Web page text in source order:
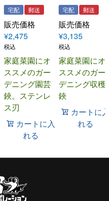
宅配 郵送
販売価格
¥2,475
税込
家庭菜園にオ
ススメのガー
デニング園芸
鋏。ステンレ
ス刃
カートに入
れる
宅配 郵送
販売価格
¥3,135
税込
家庭菜園にオ
ススメのガー
デニング収穫
鋏
カートに
れる